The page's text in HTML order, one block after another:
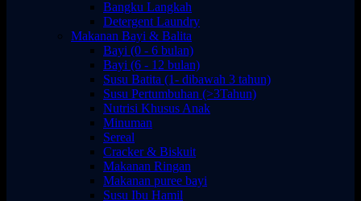
Bangku Langkah
Detergent Laundry
Makanan Bayi & Balita
Bayi (0 - 6 bulan)
Bayi (6 - 12 bulan)
Susu Batita (1- dibawah 3 tahun)
Susu Pertumbuhan (>3Tahun)
Nutrisi Khusus Anak
Minuman
Sereal
Cracker & Biskuit
Makanan Ringan
Makanan puree bayi
Susu Ibu Hamil